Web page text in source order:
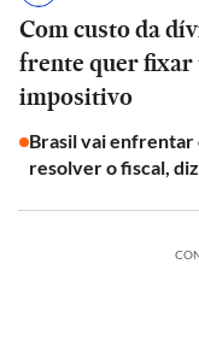
Com custo da
frente quer fixar
impositivo
Brasil vai
resolver o fiscal,